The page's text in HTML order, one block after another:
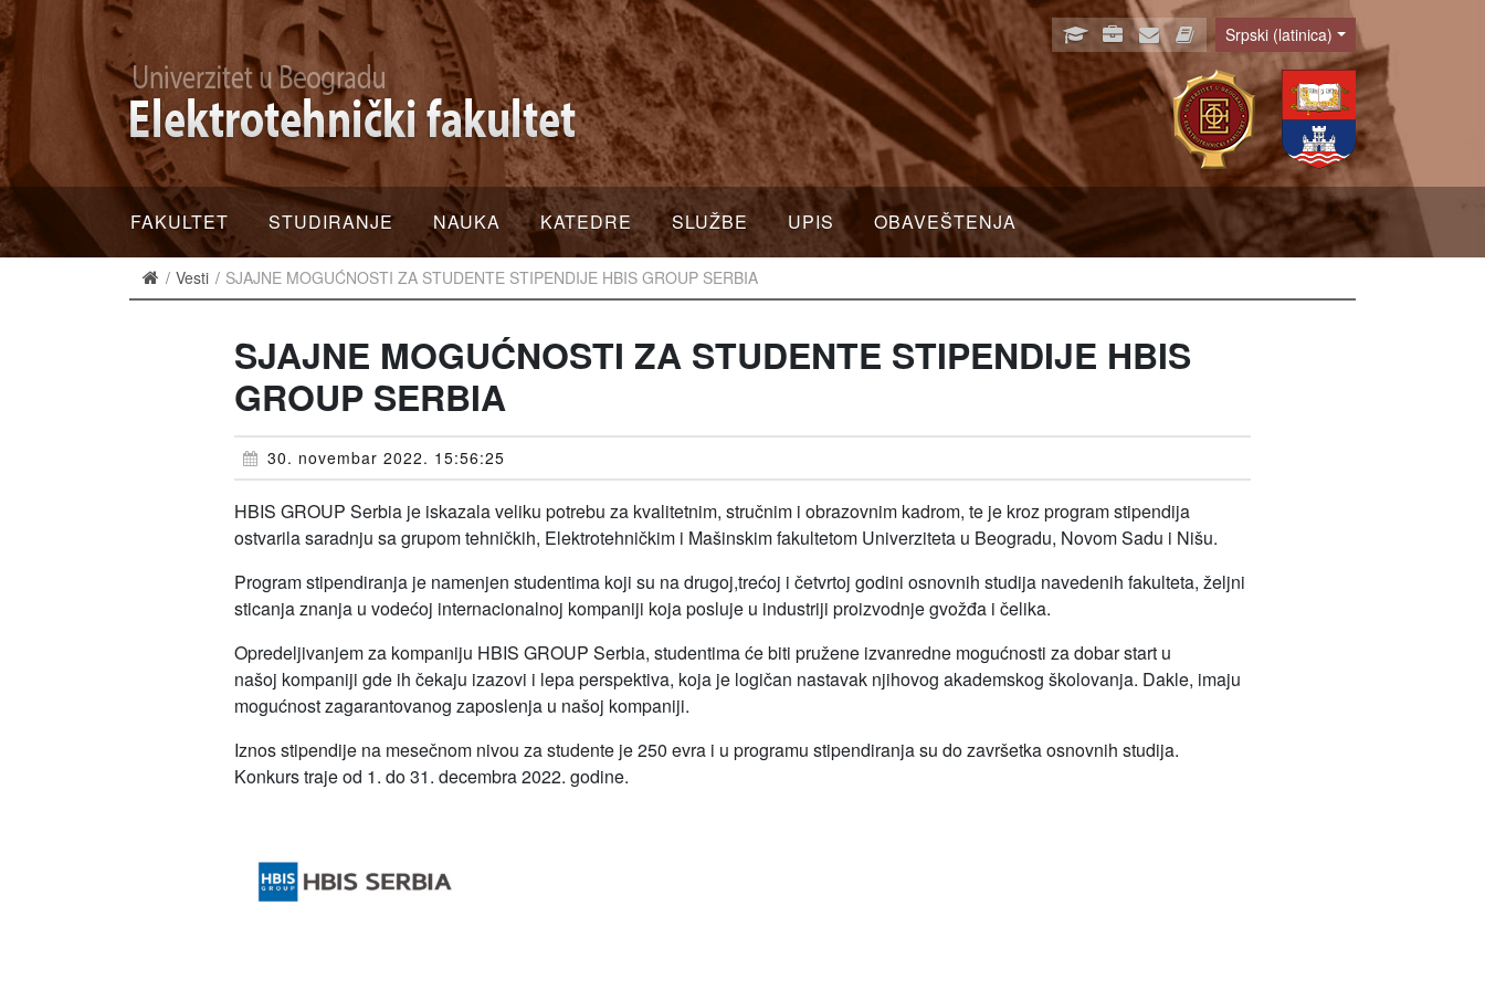
Language
Srpski (latinica)
FAKULTET STUDIRANJE NAUKA KATEDRE SLUŽBE UPIS OBAVEŠTENJA
Vesti SJAJNE MOGUĆNOSTI ZA STUDENTE STIPENDIJE HBIS GROUP SERBIA
SJAJNE MOGUĆNOSTI ZA STUDENTE STIPENDIJE HBIS
GROUP SERBIA
30. novembar 2022. 15:56:25
HBIS GROUP Serbia je iskazala veliku potrebu za kvalitetnim, stručnim i obrazovnim kadrom, te je kroz program stipendija
ostvarila saradnju sa grupom tehničkih, Elektrotehničkim i Mašinskim fakultetom Univerziteta u Beogradu, Novom Sadu i Nišu.
Program stipendiranja je namenjen studentima koji su na drugoj,trećoj i četvrtoj godini osnovnih studija navedenih fakulteta, željni
sticanja znanja u vodećoj internacionalnoj kompaniji koja posluje u industriji proizvodnje gvožđa i čelika.
Opredeljivanjem za kompaniju HBIS GROUP Serbia, studentima će biti pružene izvanredne mogućnosti za dobar start u
našoj kompaniji gde ih čekaju izazovi i lepa perspektiva, koja je logičan nastavak njihovog akademskog školovanja. Dakle, imaju
mogućnost zagarantovanog zaposlenja u našoj kompaniji.
Iznos stipendije na mesečnom nivou za studente je 250 evra i u programu stipendiranja su do završetka osnovnih studija.
Konkurs traje od 1. do 31. decembra 2022. godine.